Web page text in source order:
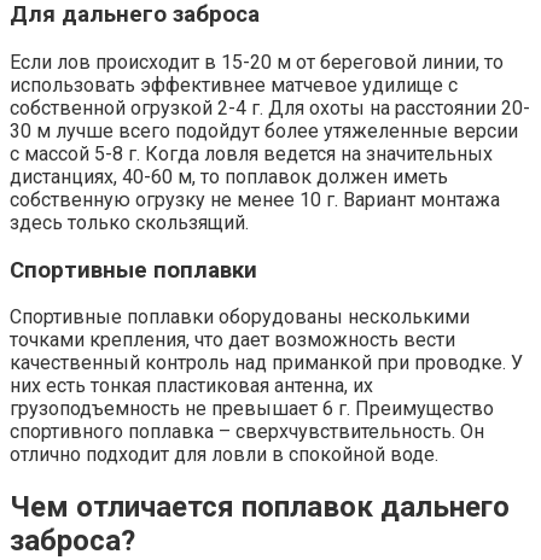
Для дальнего заброса
Если лов происходит в 15-20 м от береговой линии, то
использовать эффективнее матчевое удилище с
собственной огрузкой 2-4 г. Для охоты на расстоянии 20-
30 м лучше всего подойдут более утяжеленные версии
с массой 5-8 г. Когда ловля ведется на значительных
дистанциях, 40-60 м, то поплавок должен иметь
собственную огрузку не менее 10 г. Вариант монтажа
здесь только скользящий.
Спортивные поплавки
Спортивные поплавки оборудованы несколькими
точками крепления, что дает возможность вести
качественный контроль над приманкой при проводке. У
них есть тонкая пластиковая антенна, их
грузоподъемность не превышает 6 г. Преимущество
спортивного поплавка – сверхчувствительность. Он
отлично подходит для ловли в спокойной воде.
Чем отличается поплавок дальнего
заброса?